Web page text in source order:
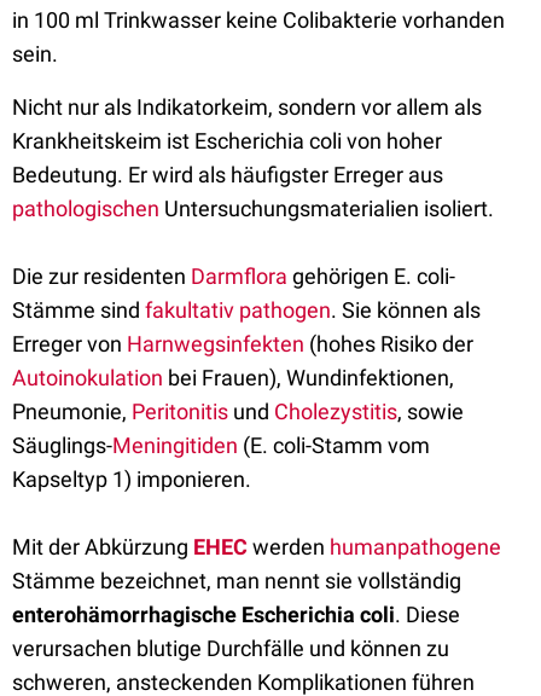
in 100 ml Trinkwasser keine Colibakterie vorhanden
sein.
Nicht nur als Indikatorkeim, sondern vor allem als
Krankheitskeim ist Escherichia coli von hoher
Bedeutung. Er wird als häufigster Erreger aus
pathologischen Untersuchungsmaterialien isoliert.
Die zur residenten Darmflora gehörigen E. coli-
Stämme sind fakultativ pathogen. Sie können als
Erreger von Harnwegsinfekten (hohes Risiko der
Autoinokulation bei Frauen), Wundinfektionen,
Pneumonie, Peritonitis und Cholezystitis, sowie
Säuglings-Meningitiden (E. coli-Stamm vom
Kapseltyp 1) imponieren.
Mit der Abkürzung EHEC werden humanpathogene
Stämme bezeichnet, man nennt sie vollständig
enterohämorrhagische Escherichia coli. Diese
verursachen blutige Durchfälle und können zu
schweren, ansteckenden Komplikationen führen